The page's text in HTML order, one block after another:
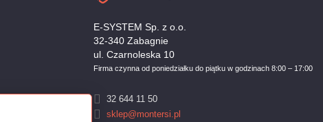
Firma czynna od poniedziałku do piątku w godzinach 8:00 – 17:00
E-SYSTEM Sp. z o.o.
32-340 Zabagnie
ul. Czarnoleska 10
32 644 11 50
sklep@montersi.pl